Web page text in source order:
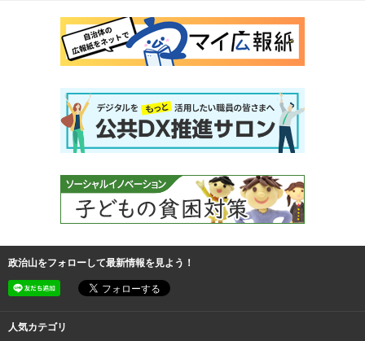
政治山をフォローして最新情報を見よう！
人気カテゴリ